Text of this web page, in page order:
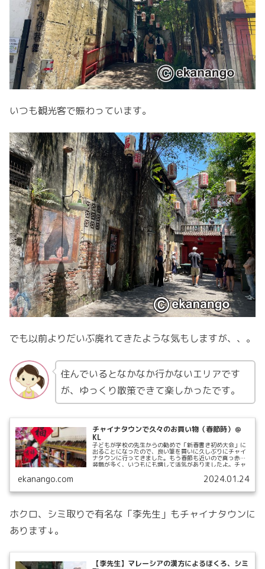
いつも観光客で賑わっています。
でも以前よりだいぶ廃れてきたような気もしますが、、。
住んでいるとなかなか行かないエリアです
が、ゆっくり散策できて楽しかったです。
チャイナタウンで久々のお買い物（春節時）＠
KL
子どもが学校の先生からの勧めで「新春書き初め大会」に
出ることになったので、良い筆を買いに久しぶりにチャイ
ナタウンに行ってきました。もう春節も近いので真っ赤な
装飾が多く、いつもにも増して活気がありましたよ。チャ
ekanango.com 2024.01.24
ホクロ、シミ取りで有名な「李先生」もチャイナタウンに
あります↓。
【李先生】マレーシアの漢方によるほくろ、シミ